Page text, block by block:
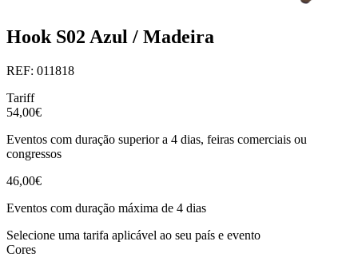
Hook S02 Azul / Madeira
REF: 011818
Tariff
54,00€
Eventos com duração superior a 4 dias, feiras comerciais ou
congressos
46,00€
Eventos com duração máxima de 4 dias
Selecione uma tarifa aplicável ao seu país e evento
Cores